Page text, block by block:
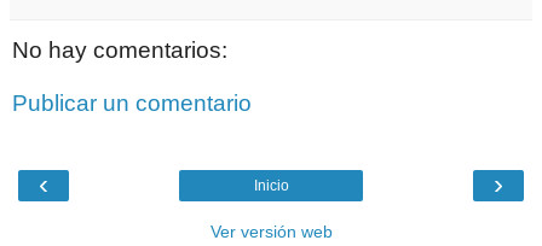
No hay comentarios:
Publicar un comentario
‹ ›
Inicio
Ver versión web